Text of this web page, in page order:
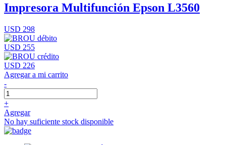
Impresora Multifunción Epson L3560
USD 298
USD 255
USD 226
Agregar a mi carrito
-
+
Agregar
No hay suficiente stock disponible